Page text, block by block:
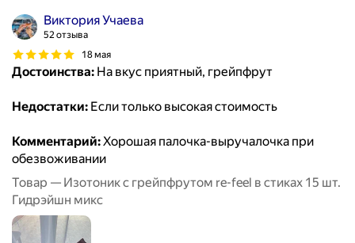
Виктория Учаева
52 отзыва
18 мая
Достоинства: На вкус приятный, грейпфрут
Недостатки: Если только высокая стоимость
Комментарий:Хорошая палочка-выручалочка при
обезвоживании
Товар — Изотоник с грейпфрутом re-feel в стиках 15 шт.
Гидрэйшн микс